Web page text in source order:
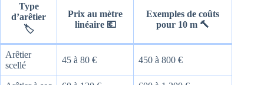
Type
d’arêtier
🏷️
Prix au mètre
linéaire 💶
Exemples de coûts
pour 10 m 🔨
Arêtier
scellé
45 à 80 € 450 à 800 €